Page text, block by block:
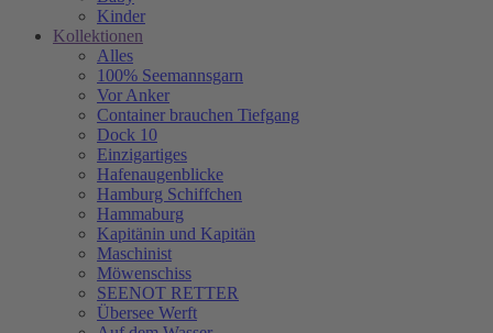
Kinder
Kollektionen
Alles
100% Seemannsgarn
Vor Anker
Container brauchen Tiefgang
Dock 10
Einzigartiges
Hafenaugen­blicke
Hamburg Schiffchen
Hammaburg
Kapitänin und Kapitän
Maschinist
Möwenschiss
SEENOT RETTER
Übersee Werft